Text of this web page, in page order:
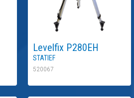
Levelfix P280EH
Statief
520067